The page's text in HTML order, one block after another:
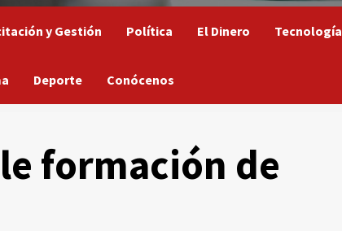
y Gestión Política El Dinero Tecnología
Deporte Conócenos
formación de